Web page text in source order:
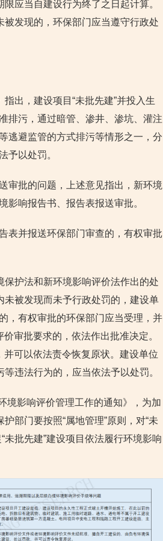
应当自建设行为终了之日起计算。
被发现的，环保部门应当遵守行政处
指出，建设项目“未批先建”并投入生
排污，通过暗管、渗井、渗坑、灌注
逃避监管的方式排污等情形之一，分
予以处罚。
审批的问题，上述意见指出，新环境
影响报告书、报告表报送审批。
表并报送环保部门审查的，有权审批
保护法和新环境影响评价法作出的处
未被发现而未予行政处罚的，建设单
，有权审批的环保部门应当受理，并
审批要求的，依法作出批准决定。
并可以依法责令恢复原状。建设单位
违法行为的，应当依法予以处罚。
境影响评价管理工作的通知》，为加
部门要按照“属地管理”原则，对“未
批先建”建设项目依法履行环境影响